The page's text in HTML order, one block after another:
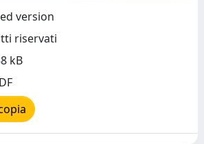
version
riservati
kB